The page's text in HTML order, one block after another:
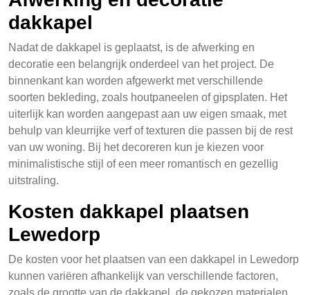
dakkapel
Nadat de dakkapel is geplaatst, is de afwerking en
decoratie een belangrijk onderdeel van het project. De
binnenkant kan worden afgewerkt met verschillende
soorten bekleding, zoals houtpaneelen of gipsplaten. Het
uiterlijk kan worden aangepast aan uw eigen smaak, met
behulp van kleurrijke verf of texturen die passen bij de rest
van uw woning. Bij het decoreren kun je kiezen voor
minimalistische stijl of een meer romantisch en gezellig
uitstraling.
Kosten dakkapel plaatsen
Lewedorp
De kosten voor het plaatsen van een dakkapel in Lewedorp
kunnen variëren afhankelijk van verschillende factoren,
zoals de grootte van de dakkapel, de gekozen materialen